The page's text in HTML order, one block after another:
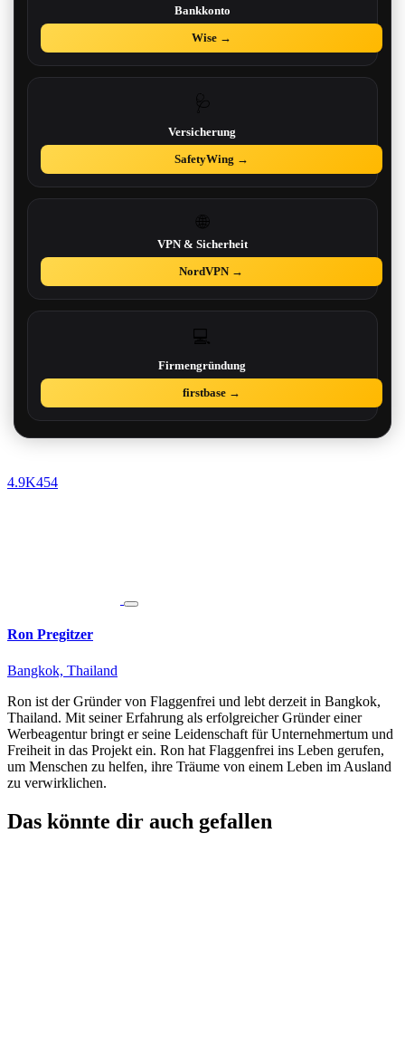
Bankkonto
Wise →
🩺
Versicherung
SafetyWing →
🌐
VPN & Sicherheit
NordVPN →
💻
Firmengründung
firstbase →
4.9K454
Ron Pregitzer
Bangkok, Thailand
Ron ist der Gründer von Flaggenfrei und lebt derzeit in Bangkok,
Thailand. Mit seiner Erfahrung als erfolgreicher Gründer einer
Werbeagentur bringt er seine Leidenschaft für Unternehmertum und
Freiheit in das Projekt ein. Ron hat Flaggenfrei ins Leben gerufen,
um Menschen zu helfen, ihre Träume von einem Leben im Ausland
zu verwirklichen.
Das könnte dir auch gefallen